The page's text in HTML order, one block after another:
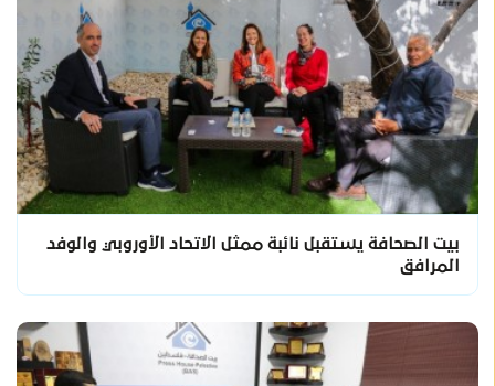
بيت الصحافة يستقبل نائبة ممثل الاتحاد الأوروبي والوفد
المرافق